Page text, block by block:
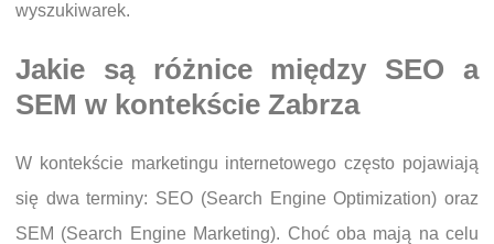
wyszukiwarek.
Jakie są różnice między SEO a
SEM w kontekście Zabrza
W kontekście marketingu internetowego często pojawiają
się dwa terminy: SEO (Search Engine Optimization) oraz
SEM (Search Engine Marketing). Choć oba mają na celu